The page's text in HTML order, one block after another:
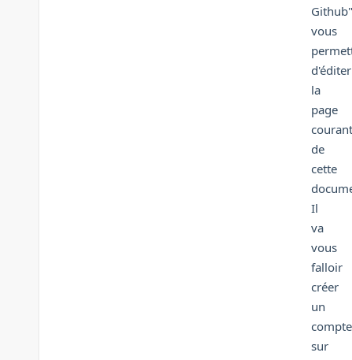
Github"
vous
d'éditer
la
page
de
cette
Il
va
vous
falloir
créer
un
compte
sur